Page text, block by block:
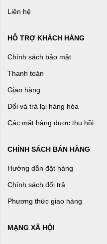
Liên hệ
HỖ TRỢ KHÁCH HÀNG
Chính sách bảo mật
Thanh toán
Giao hàng
Đổi và trả lại hàng hóa
Các mặt hàng được thu hồi
CHÍNH SÁCH BÁN HÀNG
Hướng dẫn đặt hàng
Chính sách đổi trả
Phương thức giao hàng
MẠNG XÃ HỘI